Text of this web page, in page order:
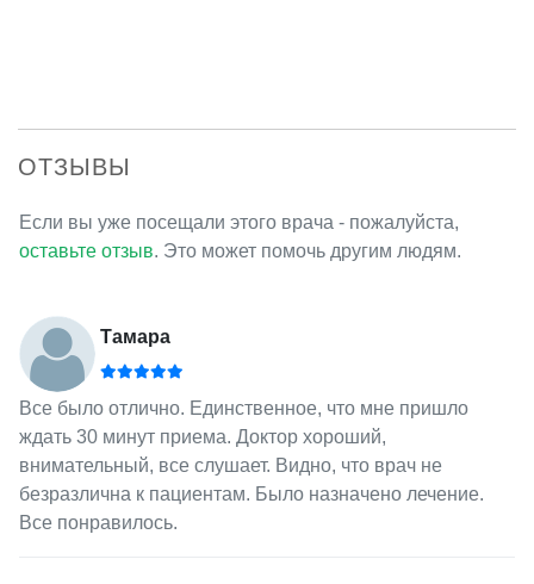
ОТЗЫВЫ
Если вы уже посещали этого врача - пожалуйста,
оставьте отзыв. Это может помочь другим людям.
Тамара
Все было отлично. Единственное, что мне пришло
ждать 30 минут приема. Доктор хороший,
внимательный, все слушает. Видно, что врач не
безразлична к пациентам. Было назначено лечение.
Все понравилось.